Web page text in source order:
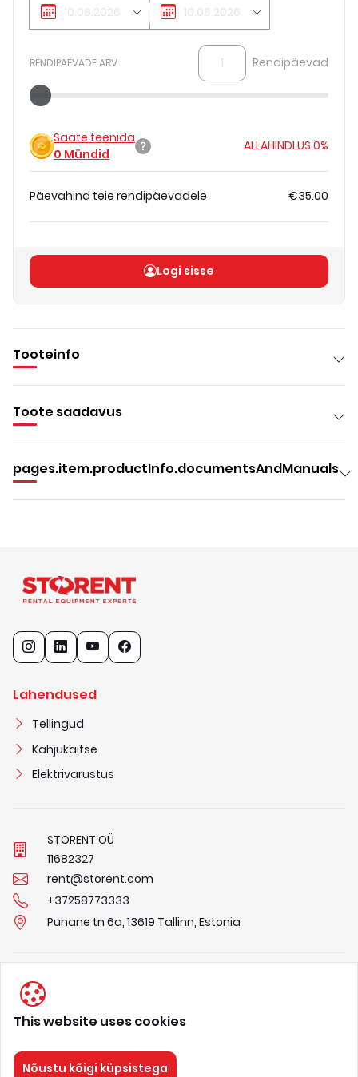
RENDIPÄEVADE ARV Rendipäevad
Saate teenida
0 Mündid
ALLAHINDLUS 0%
Päevahind teie rendipäevadele €35.00
Logi sisse
Tooteinfo
Toote saadavus
pages.item.productInfo.documentsAndManuals
Lahendused
Tellingud
Kahjukaitse
Elektrivarustus
STORENT OÜ
11682327
rent@storent.com
+37258773333
Punane tn 6a, 13619 Tallinn, Estonia
Privaatsuspõhimõtted
Meist
This website uses cookies
Nõustu kõigi küpsistega